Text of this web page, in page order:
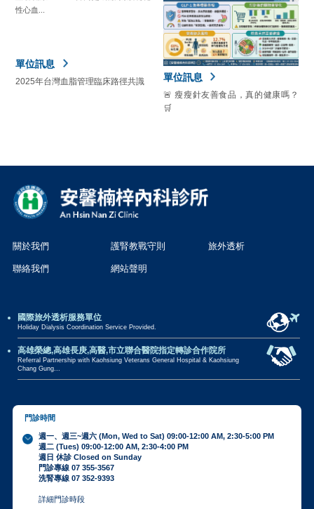
性心血...
單位訊息
2025年台灣血脂管理臨床路徑共識 單位訊息
🚨 瘦瘦針友善食品，真的健康嗎？
🛒
關於我們 護腎教戰守則 旅外透析
聯絡我們 網站聲明
國際旅外透析服務單位
Holiday Dialysis Coordination Service Provided.
高雄榮總,高雄長庚,高醫,市立聯合醫院指定轉診合作院所
Referral Partnership with Kaohsiung Veterans General Hospital & Kaohsiung
Chang Gung...
門診時間
週一、週三~週六 (Mon, Wed to Sat) 09:00-12:00 AM, 2:30-5:00 PM
週二 (Tues) 09:00-12:00 AM, 2:30-4:00 PM
週日 休診 Closed on Sunday
門診專線 07 355-3567
洗腎專線 07 352-9393
詳細門診時段